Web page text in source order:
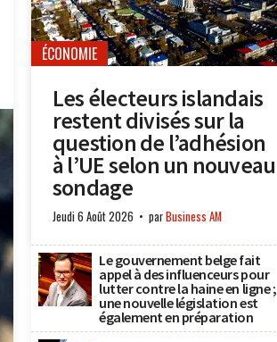
ÉCONOMIE
Les électeurs islandais
restent divisés sur la
question de l’adhésion
à l’UE selon un nouveau
sondage
Jeudi 6 Août 2026 parBusiness AM
Le gouvernement belge fait
appel à des influenceurs pour
lutter contre la haine en ligne ;
une nouvelle législation est
également en préparation